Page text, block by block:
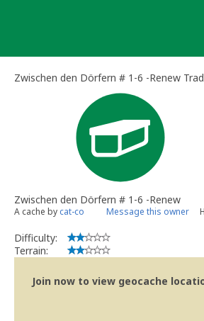
Zwischen den Dörfern # 1-6 -Renew
Zwischen den Dörfern # 1-6 -Renew
A cache by cat-co Message this owner
Difficulty:
Terrain:
Join now to view geocache